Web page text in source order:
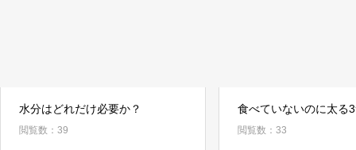
水分はどれだけ必要か？
閲覧数：39
食べていないのに太る
閲覧数：33